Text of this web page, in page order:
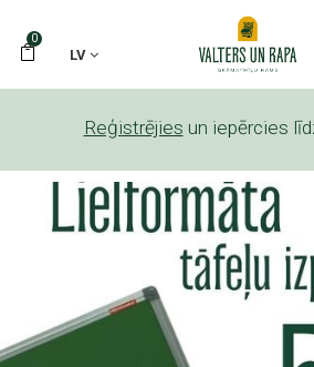
0
LV
Reģistrējies un iepērcies